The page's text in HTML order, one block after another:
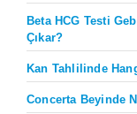
Beta HCG Testi
Çıkar?
Kan Tahlilinde
Concerta Beyinde